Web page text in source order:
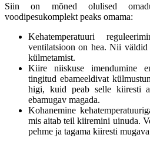
Siin on mõned olulised
voodipesukomplekt peaks omama:
Kehatemperatuuri
ventilatsioon on hea. Nii
külmetamist.
Kiire niiskuse imendumine
tingitud ebameeldivat
higi, kuid peab selle kiiresti
ebamugav magada.
Kohanemine
mis aitab teil kiiremini uinuda.
pehme ja tagama kiiresti